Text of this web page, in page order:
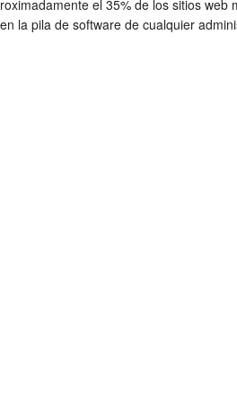
el 35% de los sitios web
la pila de software de cualquier